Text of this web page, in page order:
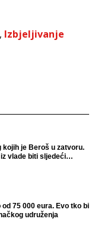
, Izbjeljivanje
kojih je Beroš u zatvoru.
vlade biti sljedeći
75 000 eura. Evo tko bi
udruženja